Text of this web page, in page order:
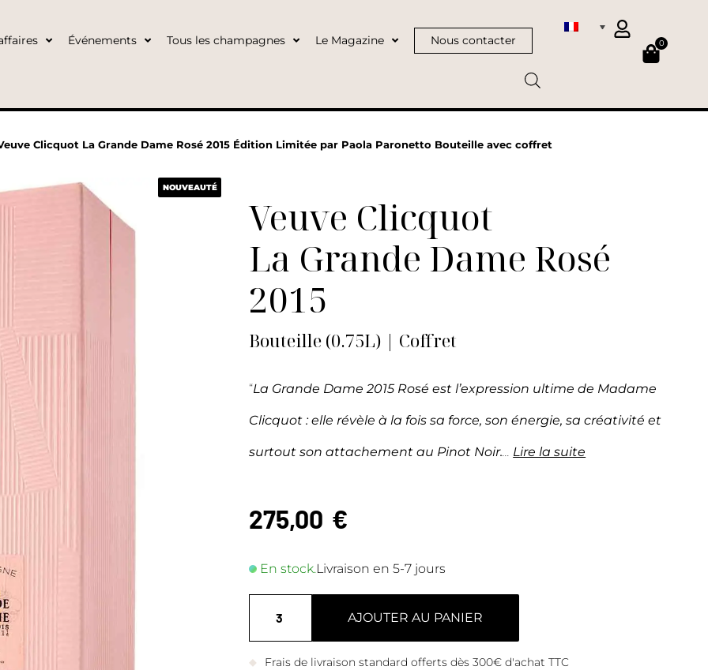
Événements Tous les champagnes Le Magazine Nous contacter 0
Clicquot La Grande Dame Rosé 2015 Édition Limitée par Paola Paronetto Bouteille avec coffret
NOUVEAUTÉ
Veuve Clicquot
La Grande Dame Rosé
2015
Bouteille (0.75L) | Coffret
“La Grande Dame 2015 Rosé est l’expression ultime de Madame
Clicquot : elle révèle à la fois sa force, son énergie, sa créativité et
surtout son attachement au Pinot Noir.... Lire la suite
275,00 €
En stock.Livraison en 5-7 jours
AJOUTER AU PANIER
Frais de livraison standard offerts dès 300€ d'achat TTC